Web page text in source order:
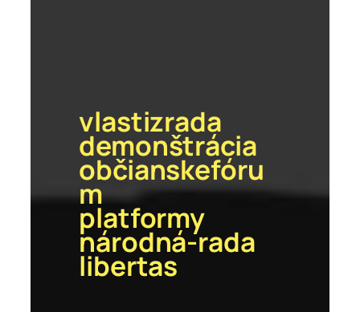
vlastizrada
demonštrácia
občianskefóru
m
platformy
národná-rada
libertas